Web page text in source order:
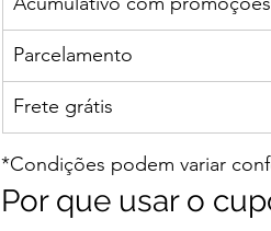
Parcelamento
Frete grátis
*Condições podem variar
Por que usar o